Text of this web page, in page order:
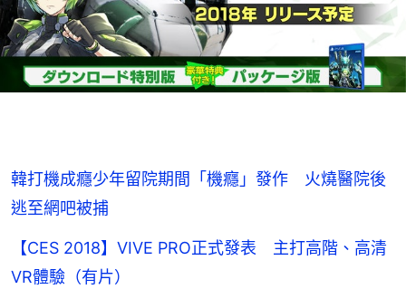
韓打機成癮少年留院期間「機癮」發作 火燒醫院後
逃至網吧被捕
【CES 2018】VIVE PRO正式發表 主打高階、高清
VR體驗（有片）